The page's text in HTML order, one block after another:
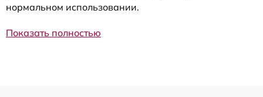
нормальном использовании.
Показать полностью